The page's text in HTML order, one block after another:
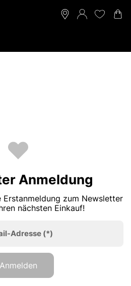
Anmeldung
Erstanmeldung zum Newsletter
nächsten Einkauf!
Adresse (*)
Anmelden